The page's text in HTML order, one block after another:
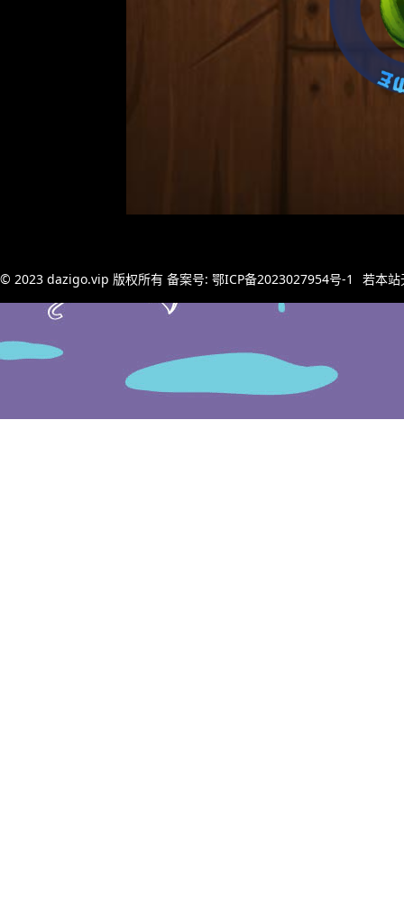
© 2023 dazigo.vip 版权所有 备案号: 鄂ICP备2023027954号-1 若本